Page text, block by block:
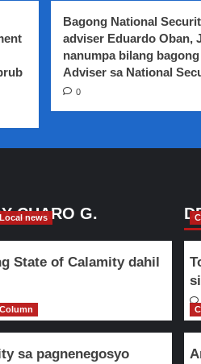
Bagong National
adviser Eduardo Oban,
nanumpa bilang bagong
Adviser sa National
0
CHARO G.
Local news
State of Calamity dahil
Column
sa pagnenegosyo